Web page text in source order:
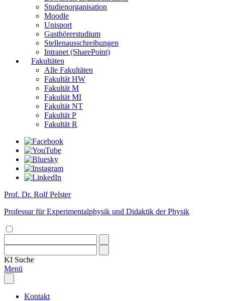
Studienorganisation
Moodle
Unisport
Gasthörerstudium
Stellenausschreibungen
Intranet (SharePoint)
Fakultäten
Alle Fakultäten
Fakultät HW
Fakultät M
Fakultät MI
Fakultät NT
Fakultät P
Fakultät R
Prof. Dr. Rolf Pelster
Professur für Experimentalphysik und Didaktik der Physik
KI Suche
Menü
Kontakt